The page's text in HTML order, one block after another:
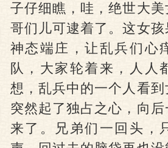
子仔细瞧，哇，绝世大
哥们儿可逮着了。这女
神态端庄，让乱兵们心
队，大家轮着来，人人
想，乱兵中的一个人看到
突然起了独占之心，向
来了。兄弟们一回头，